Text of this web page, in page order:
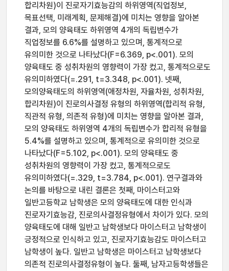
합리차원)이 진로자기효능감의 하위영역(직업정보,
목표선택, 미래계획, 문제해결)에 미치는 영향을 알아본
결과, 모의 양육태도 하위영역 4개의 독립변수가
직업정보를 6.6%를 설명하고 있으며, 통계적으로
유의미한 것으로 나타났다(F=6.369, p<.001). 모의
양육태도 중 성취차원의 영향력이 가장 컸고, 통계적으로도
유의미하였다(=.291, t=3.348, p<.001). 넷째,
모의양육태도의 하위영역(애정차원, 자율차원, 성취차원,
합리차원)이 진로의사결정 유형의 하위영역(합리적 유형,
직관적 유형, 의존적 유형)에 미치는 영향을 알아본 결과,
모의 양육태도 하위영역 4개의 독립변수가 합리적 유형을
5.4%를 설명하고 있으며, 통계적으로 유의미한 것으로
나타났다(F=5.102, p<.001). 모의 양육태도 중
성취차원의 영향력이 가장 컸고, 통계적으로도
유의미하였다(=.329, t=3.784, p<.001). 연구결과와
논의를 바탕으로 내린 결론은 첫째, 마이스터고와
일반고등학교 남학생은 모의 양육태도에 대한 인식과
진로자기효능감, 진로의사결정유형에서 차이가 있다. 모의
양육태도에 대해 일반고 남학생보다 마이스터고 남학생이
긍정적으로 인식하고 있고, 진로자기효능감도 마이스터고
남학생이 높다. 일반고 남학생은 마이스터고 남학생보다
의존적 진로의사결정유형이 높다. 둘째, 남자고등학생들은